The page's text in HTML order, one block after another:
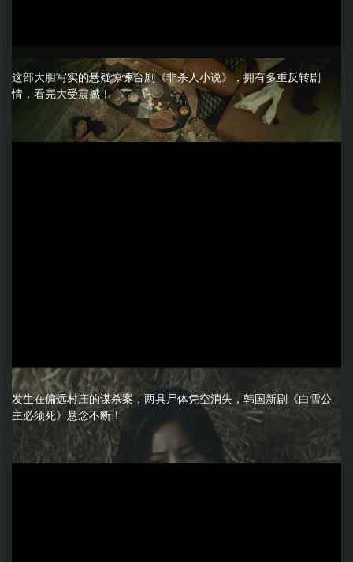
这部大胆写实的悬疑惊悚台剧《非杀人小说》，拥有多重反转剧
情，看完大受震撼！
发生在偏远村庄的谋杀案，两具尸体凭空消失，韩国新剧《白雪公
主必须死》悬念不断！